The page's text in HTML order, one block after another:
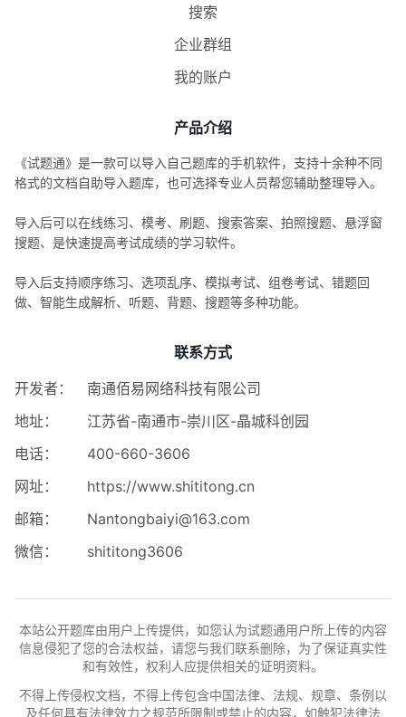
搜索
企业群组
我的账户
产品介绍
《试题通》是一款可以导入自己题库的手机软件，支持十余种不同
格式的文档自助导入题库，也可选择专业人员帮您辅助整理导入。
导入后可以在线练习、模考、刷题、搜索答案、拍照搜题、悬浮窗
搜题、是快速提高考试成绩的学习软件。
导入后支持顺序练习、选项乱序、模拟考试、组卷考试、错题回
做、智能生成解析、听题、背题、搜题等多种功能。
联系方式
开发者：
南通佰易网络科技有限公司
地址：
江苏省-南通市-崇川区-晶城科创园
电话：
400-660-3606
网址：
https://www.shititong.cn
邮箱：
Nantongbaiyi@163.com
微信：
shititong3606
本站公开题库由用户上传提供，如您认为试题通用户所上传的内容
信息侵犯了您的合法权益，请您与我们联系删除，为了保证真实性
和有效性，权利人应提供相关的证明资料。
不得上传侵权文档，不得上传包含中国法律、法规、规章、条例以
及任何具有法律效力之规范所限制或禁止的内容，如触犯法律法